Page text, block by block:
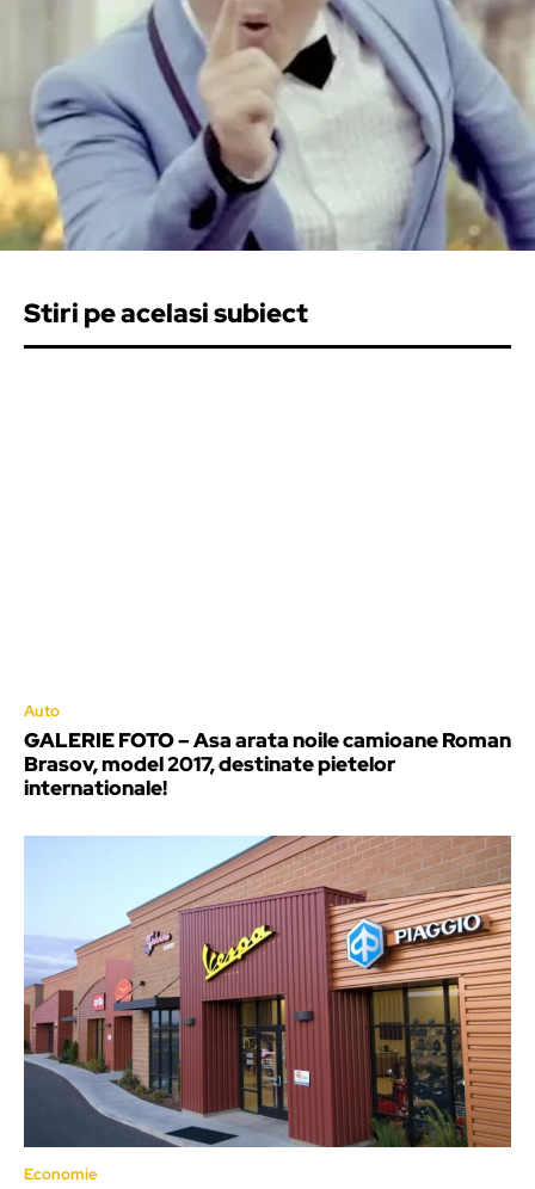
Stiri pe acelasi subiect
Auto
GALERIE FOTO – Asa arata noile camioane Roman
Brasov, model 2017, destinate pietelor
internationale!
Economie